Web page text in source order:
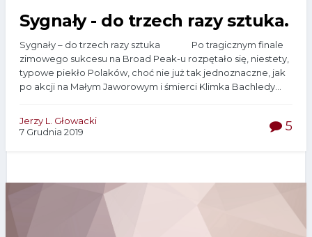
Sygnały - do trzech razy sztuka.
Sygnały – do trzech razy sztuka Po tragicznym finale
zimowego sukcesu na Broad Peak-u rozpętało się, niestety,
typowe piekło Polaków, choć nie już tak jednoznaczne, jak
po akcji na Małym Jaworowym i śmierci Klimka Bachledy...
Jerzy L. Głowacki
7 Grudnia 2019
5